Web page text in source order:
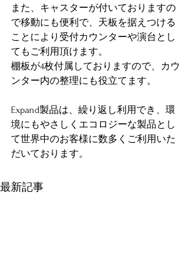
また、キャスターが付いておりますの
で移動にも便利で、天板を据えつける
ことにより受付カウンターや演台とし
てもご利用頂けます。
棚板が4枚付属しておりますので、カウ
ンター内の整理にも役立てます。
Expand製品は、繰り返し利用でき、環
境にもやさしくエコロジーな製品とし
て世界中のお客様に数多くご利用いた
だいております。
最新記事